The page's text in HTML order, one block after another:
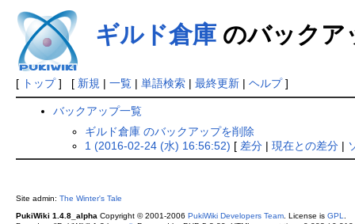
ギルド倉庫のバックア
[ トップ] [ 新規 | 一覧| 単語検索| 最終更新| ヘルプ]
バックアップ一覧
ギルド倉庫 のバックアップを削除
1 (2016-02-24 (水) 16:56:52) [ 差分| 現在との差分|
Site admin: The Winter's Tale
PukiWiki 1.4.8_alpha Copyright © 2001-2006 PukiWiki Developers Team. License is GPL